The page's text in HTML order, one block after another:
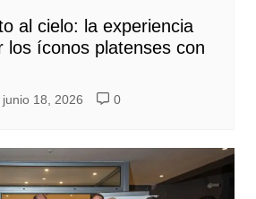
al cielo: la experiencia
los íconos platenses con
junio 18, 2026 0